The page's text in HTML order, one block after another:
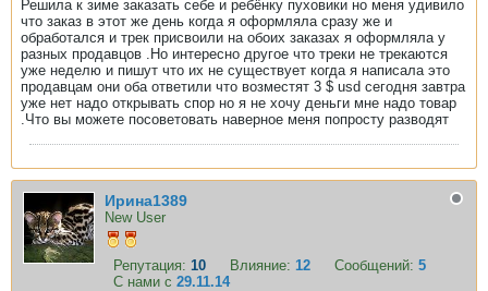
Решила к зиме заказать себе и ребёнку пуховики но меня удивило
что заказ в этот же день когда я оформляла сразу же и
обработался и трек присвоили на обоих заказах я оформляла у
разных продавцов .Но интересно другое что треки не трекаются
уже неделю и пишут что их не существует когда я написала это
продавцам они оба ответили что возместят 3 $ usd сегодня завтра
уже нет надо открывать спор но я не хочу деньги мне надо товар
.Что вы можете посоветовать наверное меня попросту разводят
Ирина1389
New User
Репутация: 10 Влияние: 12 Сообщений: 5
С нами с 29.11.14